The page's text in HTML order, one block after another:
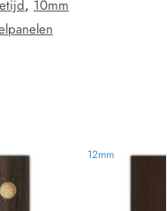
, 10mm
12mm